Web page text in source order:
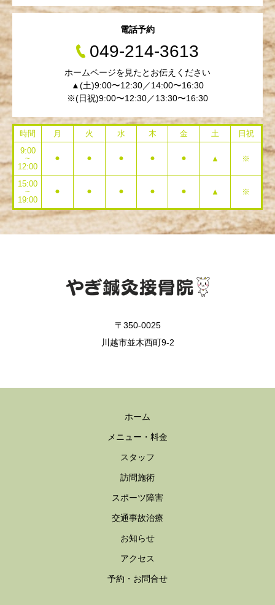
電話予約
049-214-3613
ホームページを見たとお伝えください
▲(土)9:00〜12:30／14:00〜16:30
※(日祝)9:00〜12:30／13:30〜16:30
時間 月 火 水 木 金 土
日祝
9:00
~
12:00
⚫︎ ⚫︎ ⚫︎ ⚫︎ ⚫︎ ▲ ※
15:00
~
19:00
⚫︎ ⚫︎ ⚫︎ ⚫︎ ⚫︎ ▲ ※
〒350-0025
川越市並木西町9-2
ホーム
メニュー・料金
スタッフ
訪問施術
スポーツ障害
交通事故治療
お知らせ
アクセス
予約・お問合せ